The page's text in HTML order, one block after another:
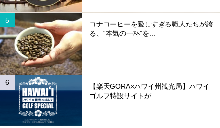
コナコーヒーを愛しすぎる職人たちが誇
る、“本気の一杯”を...
【楽天GORA×ハワイ州観光局】ハワイ
ゴルフ特設サイトが...